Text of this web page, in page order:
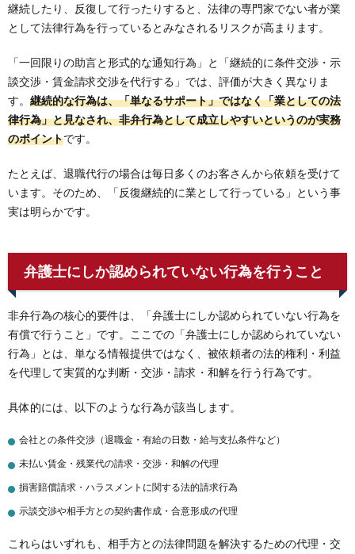
継続したり、反復して行ったりすると、法律の専門家でない者が業
として法律行為を行っているとみなされるリスクが高まります。
「一回限りの助言と形式的な通知行為」と「継続的に条件交渉・示
談交渉・賃金請求交渉を代行する」では、評価が大きく異なりま
す。 継続的な行為は、「単なるサポート」ではなく「業としての法
律行為」と見なされ、非弁行為として成立しやすいというのが実務
のポイントです。
たとえば、退職代行の場合は毎日多くのお客さんから依頼を受けて
います。そのため、「反復継続的に業として行っている」という事
実は明らかです。
弁護士にしか認められていない行為を行うこと
非弁行為の核心的要件は、「弁護士にしか認められていない行為を
有償で行うこと」です。ここでの「弁護士にしか認められていない
行為」とは、単なる情報提供ではなく、被依頼者の法的権利・利益
を代理して実質的な判断・交渉・請求・和解を行う行為です。
具体的には、以下のような行為が該当します。
会社との条件交渉（退職金・有給の日数・給与支払条件など）
未払い賃金・残業代の請求・交渉・和解の代理
損害賠償請求・ハラスメントに関する法的請求行為
示談交渉や相手方との契約書作成・合意形成の代理
これらはいずれも、相手方との法律問題を解決するための代理・交